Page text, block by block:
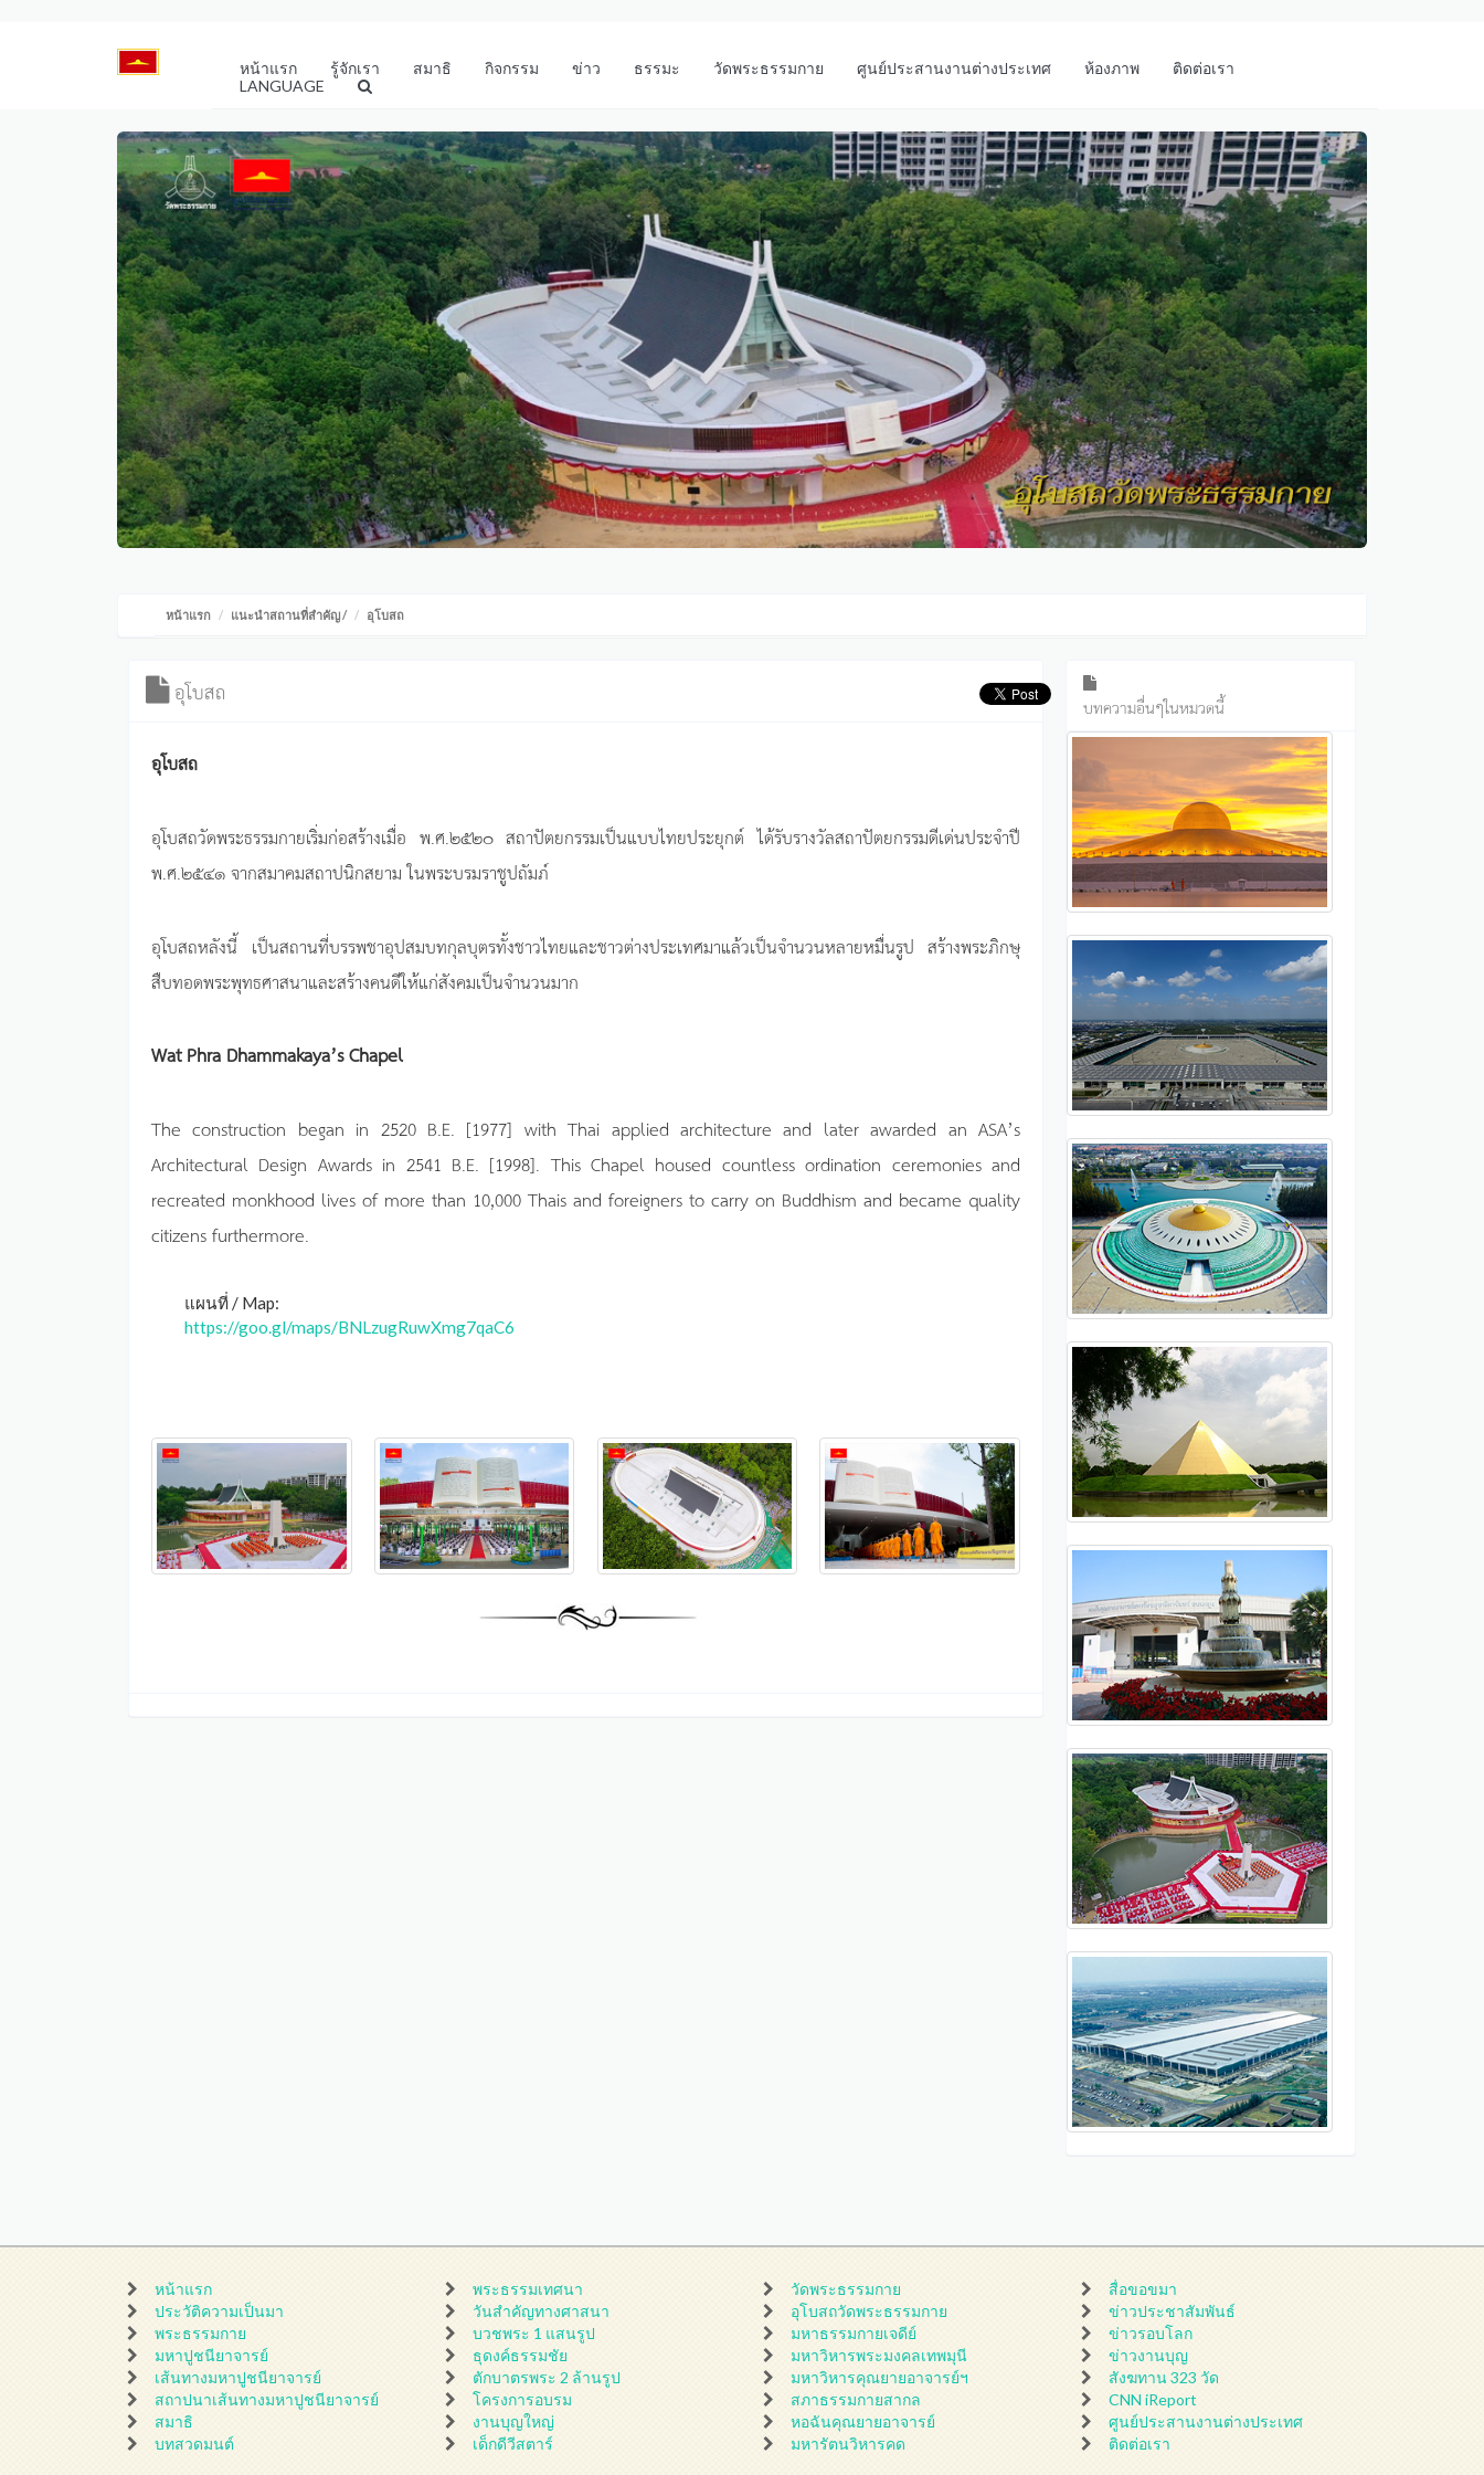
หน้าแรก รู้จักเรา สมาธิ กิจกรรม ข่าว ธรรมะ วัดพระธรรมกาย ศูนย์ประสานงานต่างประเทศ ห้องภาพ
ติดต่อเรา
LANGUAGE
หน้าแรก แนะนำสถานที่สำคัญ/ อุโบสถ
อุโบสถ
อุโบสถ
อุโบสถวัดพระธรรมกายเริ่มก่อสร้างเมื่อ พ.ศ.๒๕๒๐ สถาปัตยกรรมเป็นแบบไทยประยุกต์ ได้รับรางวัลสถาปัตยกรรมดีเด่นประจำปี
พ.ศ.๒๕๔๑ จากสมาคมสถาปนิกสยาม ในพระบรมราชูปถัมภ์
อุโบสถหลังนี้ เป็นสถานที่บรรพชาอุปสมบทกุลบุตรทั้งชาวไทยและชาวต่างประเทศมาแล้วเป็นจำนวนหลายหมื่นรูป สร้างพระภิกษุ
สืบทอดพระพุทธศาสนาและสร้างคนดีให้แก่สังคมเป็นจำนวนมาก
Wat Phra Dhammakaya’s Chapel
The construction began in 2520 B.E. [1977] with Thai applied architecture and later awarded an ASA’s
Architectural Design Awards in 2541 B.E. [1998]. This Chapel housed countless ordination ceremonies and
recreated monkhood lives of more than 10,000 Thais and foreigners to carry on Buddhism and became quality
citizens furthermore.
แผนที่ / Map:
https://goo.gl/maps/BNLzugRuwXmg7qaC6
บทความอื่นๆในหมวดนี้
หน้าแรก
ประวัติความเป็นมา
พระธรรมกาย
มหาปูชนียาจารย์
เส้นทางมหาปูชนียาจารย์
สถาปนาเส้นทางมหาปูชนียาจารย์
สมาธิ
บทสวดมนต์
พระธรรมเทศนา
วันสำคัญทางศาสนา
บวชพระ 1 แสนรูป
ธุดงค์ธรรมชัย
ตักบาตรพระ 2 ล้านรูป
โครงการอบรม
งานบุญใหญ่
เด็กดีวีสตาร์
วัดพระธรรมกาย
อุโบสถวัดพระธรรมกาย
มหาธรรมกายเจดีย์
มหาวิหารพระมงคลเทพมุนี
มหาวิหารคุณยายอาจารย์ฯ
สภาธรรมกายสากล
หอฉันคุณยายอาจารย์
มหารัตนวิหารคด
สื่อขอขมา
ข่าวประชาสัมพันธ์
ข่าวรอบโลก
ข่าวงานบุญ
สังฆทาน 323 วัด
CNN iReport
ศูนย์ประสานงานต่างประเทศ
ติดต่อเรา